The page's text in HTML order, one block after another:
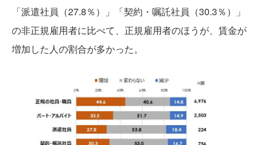
「派遣社員（27.8％）」「契約・嘱託社員（30.3％）」
の非正規雇用者に比べて、正規雇用者のほうが、賃金が
増加した人の割合が多かった。